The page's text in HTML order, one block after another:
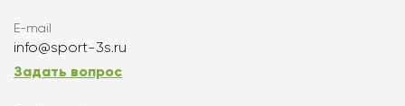
E-mail
info@sport-3s.ru
Задать вопрос